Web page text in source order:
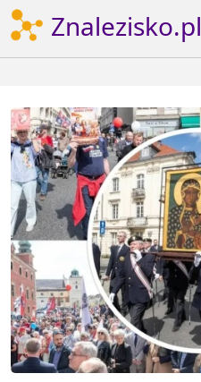
Znalezisko.pl